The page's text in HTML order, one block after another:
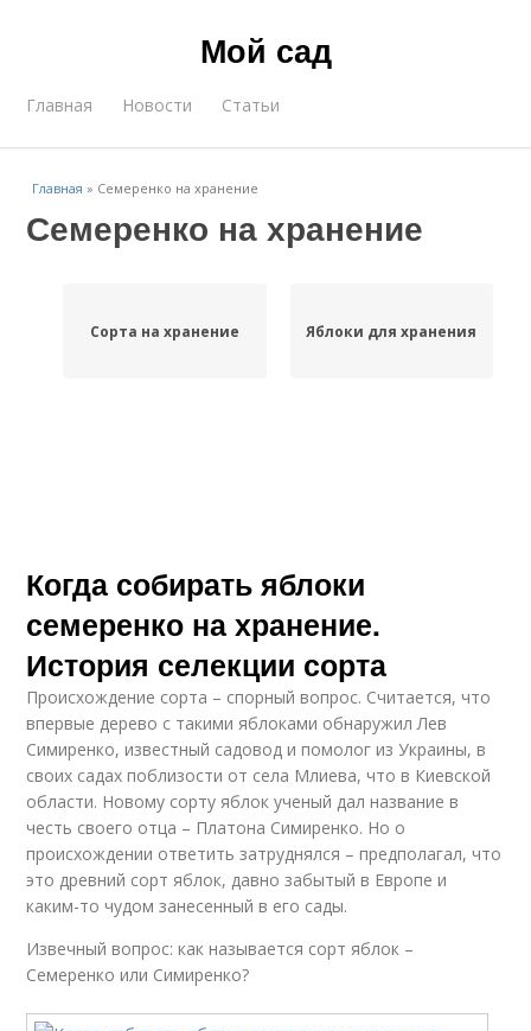
Мой сад
Главная Новости Статьи
Главная » Семеренко на хранение
Семеренко на хранение
Сорта на хранение Яблоки для хранения
Когда собирать яблоки
семеренко на хранение.
История селекции сорта
Происхождение сорта – спорный вопрос. Считается, что
впервые дерево с такими яблоками обнаружил Лев
Симиренко, известный садовод и помолог из Украины, в
своих садах поблизости от села Млиева, что в Киевской
области. Новому сорту яблок ученый дал название в
честь своего отца – Платона Симиренко. Но о
происхождении ответить затруднялся – предполагал, что
это древний сорт яблок, давно забытый в Европе и
каким-то чудом занесенный в его сады.
Извечный вопрос: как называется сорт яблок –
Семеренко или Симиренко?